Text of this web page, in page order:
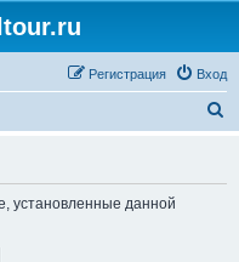
Вход
Регистрация
установленные данной